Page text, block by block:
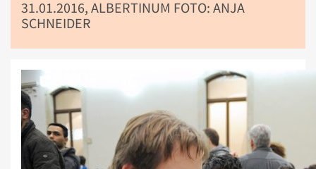
31.01.2016, ALBERTINUM FOTO: ANJA
SCHNEIDER